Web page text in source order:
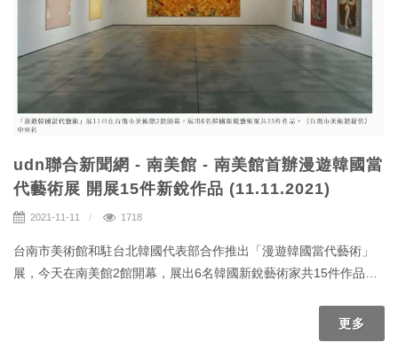
udn聯合新聞網 - 南美館 - 南美館首辦漫遊韓國當
代藝術展 開展15件新銳作品 (11.11.2021)
2021-11-11 1718
台南市美術館和駐台北韓國代表部合作推出「漫遊韓國當代藝術」
展，今天在南美館2館開幕，展出6名韓國新銳藝術家共15件作品，
更多